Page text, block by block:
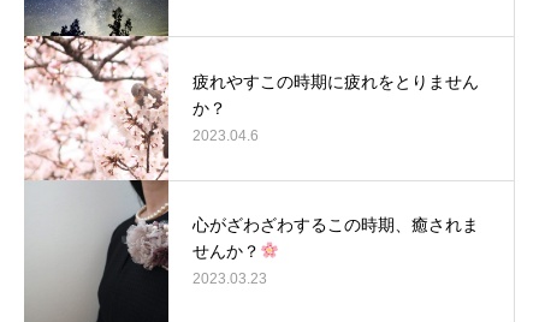
疲れやすこの時期に疲れをとりません
か？
2023.04.6
心がざわざわするこの時期、癒されま
せんか？
2023.03.23